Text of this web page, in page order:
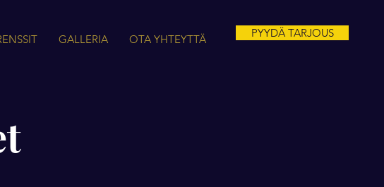
GALLERIA OTA YHTEYTTÄ PYYDÄ TARJOUS